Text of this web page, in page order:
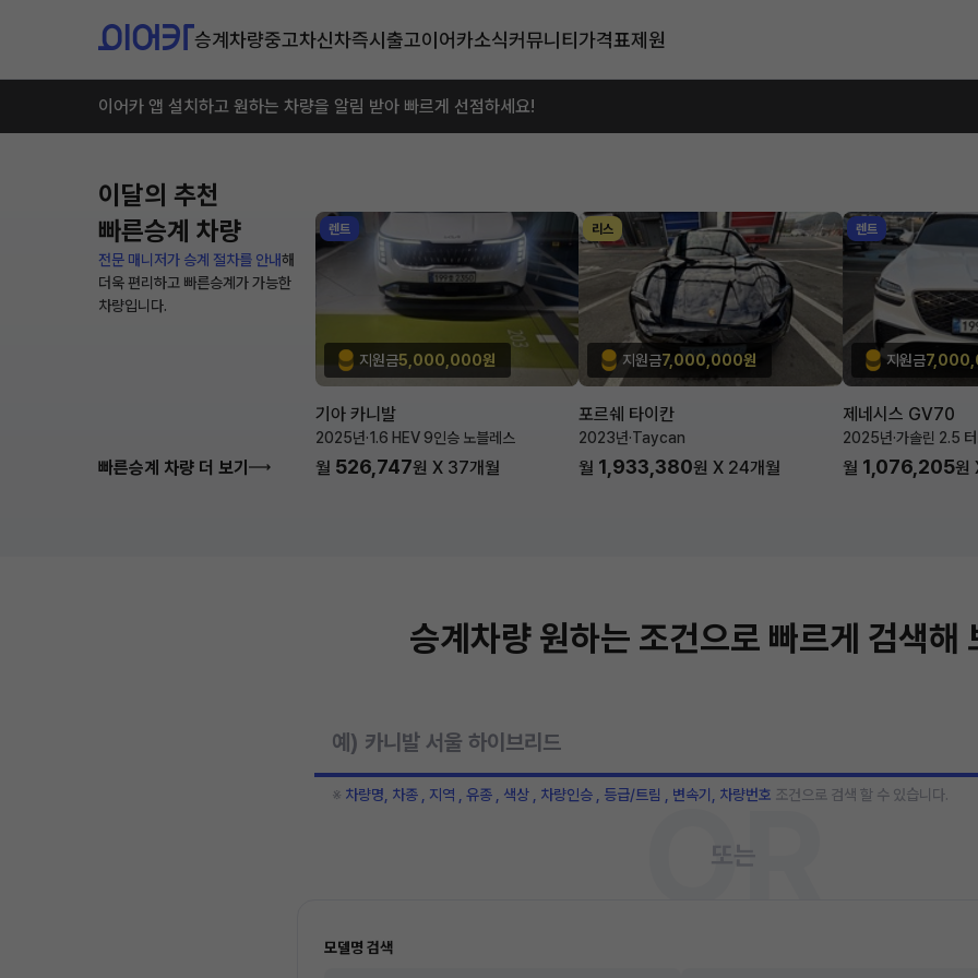
승계차량중고차신차즉시출고이어카소식커뮤니티가격표제원
이어카 앱 설치하고 원하는 차량을 알림 받아 빠르게 선점하세요!
이달의 추천
빠른승계 차량
전문 매니저가 승계 절차를 안내해
더욱 편리하고 빠른승계가 가능한
차량입니다.
빠른승계 차량 더 보기
렌트
지원금5,000,000원
기아 카니발
2025년·1.6 HEV 9인승 노블레스
월 526,747원 X 37개월
리스
지원금7,000,000원
포르쉐 타이칸
2023년·Taycan
월 1,933,380원 X 24개월
렌트
지원금
제네시스 GV70
2025년·가솔린 2.5
월 1,076,205원
승계차량 원하는 조건으로 빠르게 검색해
※ 차량명, 차종 , 지역 , 유종 , 색상 , 차량인승 , 등급/트림 , 변속기, 차량번호 조건으로 검색 할 수 있습니다.
OR
또는
모델명 검색